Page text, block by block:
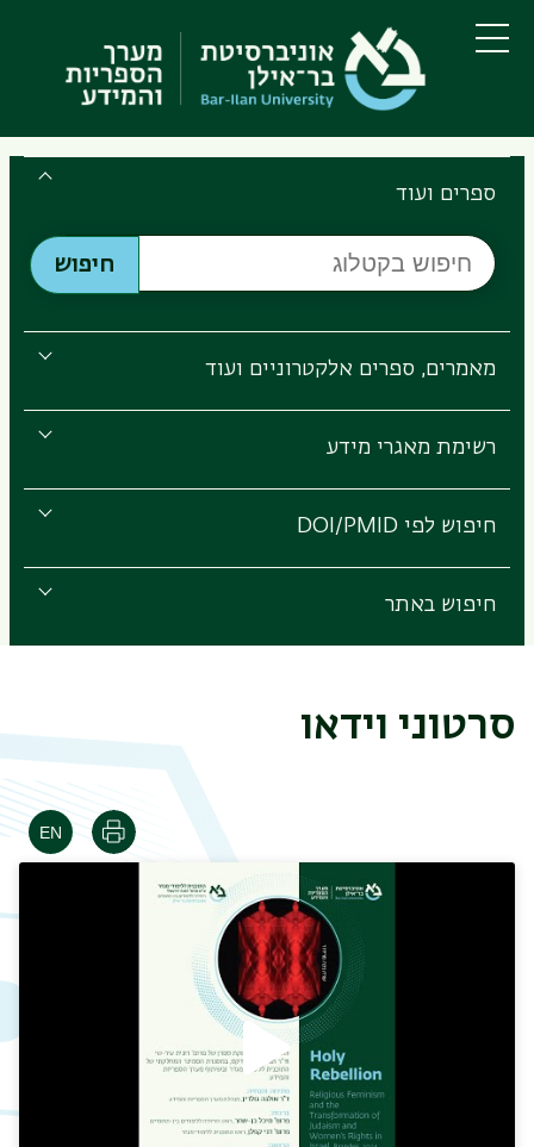
לתוכן
העיקרי
לתפריט
ניווט
ראשי
תפריט
Search
the
Ilan
Libraries
ספרים ועוד
חיפוש
בקטלוג
חיפוש
מאמרים, ספרים אלקטרוניים ועוד
רשימת מאגרי מידע
חיפוש לפי DOI/PMID
חיפוש באתר
סרטוני וידאו
הדפסה